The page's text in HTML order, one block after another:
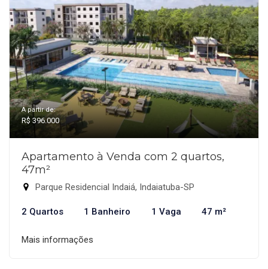
A partir de:
R$ 396.000
Apartamento à Venda com 2 quartos,
47m²
Parque Residencial Indaiá, Indaiatuba-SP
2 Quartos 1 Banheiro 1 Vaga 47 m²
Mais informações